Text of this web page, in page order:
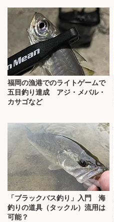
福岡の漁港でのライトゲームで
五目釣り達成 アジ・メバル・
カサゴなど
「ブラックバス釣り」入門 海
釣りの道具（タックル）流用は
可能？